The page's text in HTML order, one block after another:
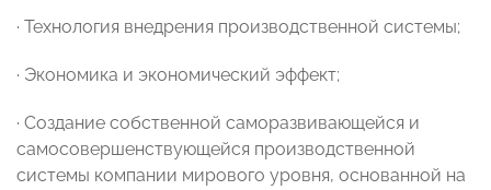
· Технология внедрения производственной системы;
· Экономика и экономический эффект;
· Создание собственной саморазвивающейся и
самосовершенствующейся производственной
системы компании мирового уровня, основанной на